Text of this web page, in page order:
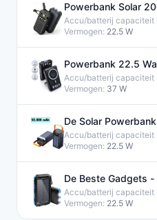
Powerbank Solar
Handdynamo
Accu/batterij capaciteit
Vermogen: 22.5 W
Powerbank 22.5
Generatie
Accu/batterij capaciteit
Vermogen: 37 W
De Solar
Zonnepaneel en
Accu/batterij capaciteit
Vermogen: 22.5 W
De Beste Gadgets
- 10000mAh -
Accu/batterij capaciteit
Vermogen: 22.5 W